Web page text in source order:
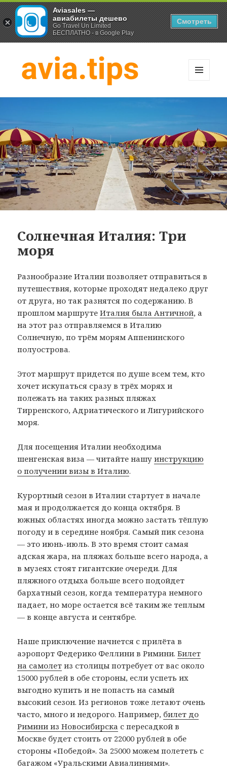
Солнечная Италия: Три
моря
Разнообразие Италии позволяет отправиться в
путешествия, которые проходят недалеко друг
от друга, но так разнятся по содержанию. В
прошлом маршрутеИталия была Античной, а
на этот раз отправляемся в Италию
Солнечную, по трём морям Аппенинского
полуострова.
Этот маршрут придется по душе всем тем, кто
хочет искупаться сразу в трёх морях и
полежать на таких разных пляжах
Тирренского, Адриатического и Лигурийского
моря.
Для посещения Италии необходима
шенгенская виза — читайте нашуинструкцию
о получении визы в Италию.
Курортный сезон в Италии стартует в начале
мая и продолжается до конца октября. В
южных областях иногда можно застать тёплую
погоду и в середине ноября. Самый пик сезона
— это июнь-июль. В это время стоит самая
адская жара, на пляжах больше всего народа, а
в музеях стоят гигантские очереди. Для
пляжного отдыха больше всего подойдет
бархатный сезон, когда температура немного
падает, но море остается всё таким же теплым
— в конце августа и сентябре.
Наше приключение начнется с прилёта в
аэропорт Федерико Феллини в Римини.Билет
на самолет из столицы потребует от вас около
15000 рублей в обе стороны, если успеть их
выгодно купить и не попасть на самый
высокий сезон. Из регионов тоже летают очень
часто, много и недорого. Например, билет до
Римини из Новосибирска с пересадкой в
Москве будет стоить от 22000 рублей в обе
стороны «Победой». За 25000 можем полететь с
багажом «Уральскими Авиалиниями».
Aviasales —
авиабилеты дешево
Go Travel Un Limited
БЕСПЛАТНО - в Google Play
Смотреть